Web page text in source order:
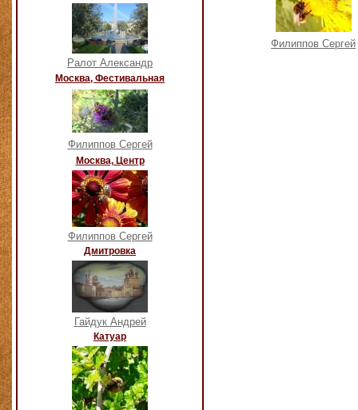
Ралот Александр
Москва, Фестивальная
Филиппов Сергей
Москва, Центр
Филиппов Сергей
Дмитровка
Гайдук Андрей
Катуар
Филиппов Сергей